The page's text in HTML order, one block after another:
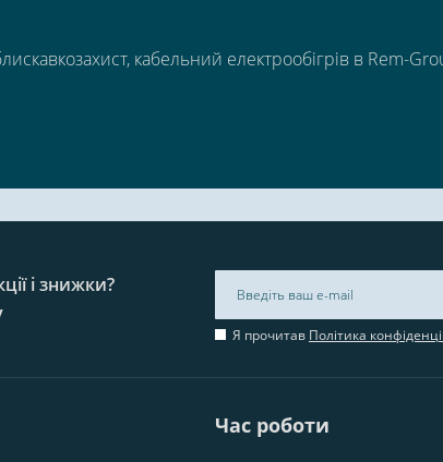
кабельний електрообігрів в Rem-
і знижки?
Я прочитав Політика
Час роботи